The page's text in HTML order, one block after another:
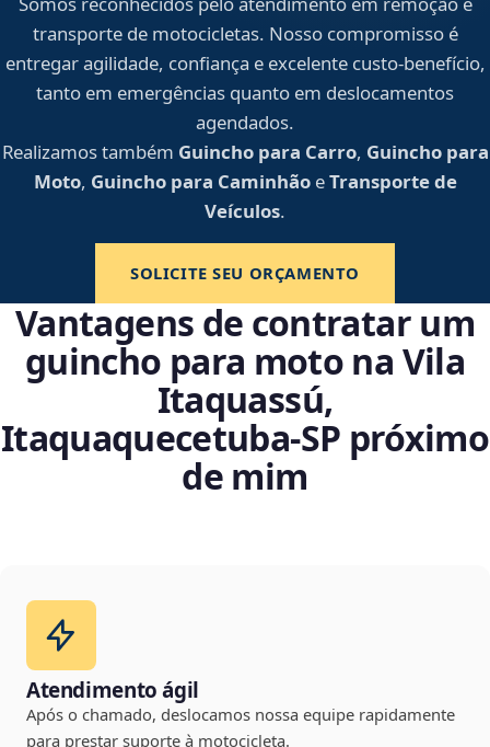
transporte de motocicletas. Nosso compromisso é
entregar agilidade, confiança e excelente custo-benefício,
tanto em emergências quanto em deslocamentos
agendados.
Realizamos também Guincho para Carro, Guincho para
Moto, Guincho para CaminhãoeTransporte de
Veículos.
SOLICITE SEU ORÇAMENTO
Vantagens de contratar um
guincho para moto na Vila
Itaquassú,
Itaquaquecetuba‑SP próximo
de mim
Atendimento ágil
Após o chamado, deslocamos nossa equipe rapidamente
para prestar suporte à motocicleta.